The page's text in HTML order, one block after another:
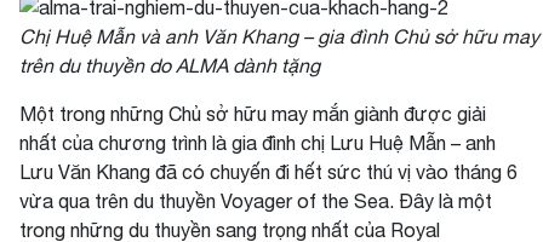
Chị Huệ Mẫn và anh Văn Khang – gia đình Chủ sở hữu
trên du thuyền do ALMA dành tặng
Một trong những Chủ sở hữu may mắn giành được giải
nhất của chương trình là gia đình chị Lưu Huệ Mẫn – anh
Lưu Văn Khang đã có chuyến đi hết sức thú vị vào tháng 6
vừa qua trên du thuyền Voyager of the Sea. Đây là một
trong những du thuyền sang trọng nhất của Royal